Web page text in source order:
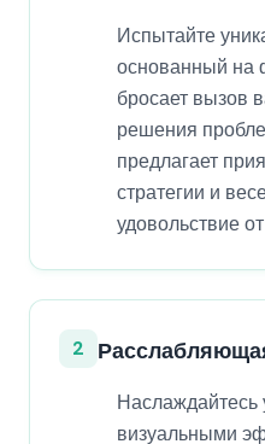
Испытайте
основанный на
бросает вызов
решения
предлагает
стратегии и
удовольствие
2
визуальными